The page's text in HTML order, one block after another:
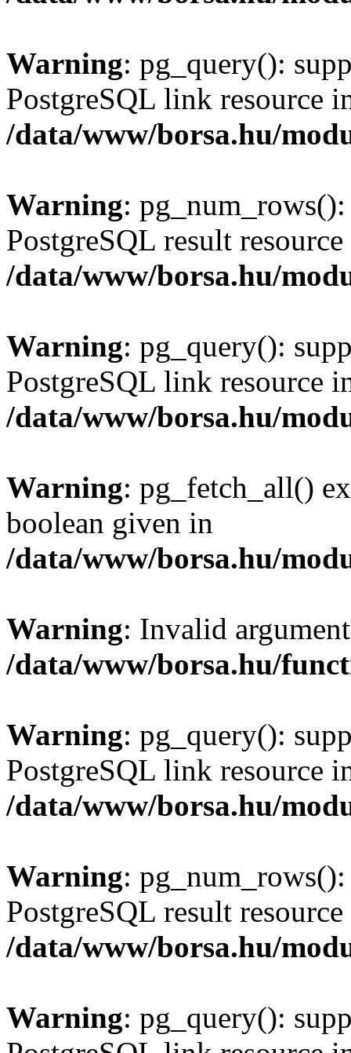
Warning: pg_query():
PostgreSQL link resource
/data/www/borsa.hu/
Warning:
PostgreSQL result
/data/www/borsa.hu/
Warning: pg_query():
PostgreSQL link resource
/data/www/borsa.hu/
Warning: pg_fetch_all()
boolean given in
/data/www/borsa.hu/
Warning: Invalid
/data/www/borsa.hu/
Warning: pg_query():
PostgreSQL link resource
/data/www/borsa.hu/
Warning:
PostgreSQL result
/data/www/borsa.hu/
Warning: pg_query():